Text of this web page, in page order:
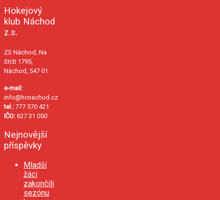
Hokejový
klub Náchod
z.s.
ZS Náchod, Na
Strži 1795,
Náchod, 547 01
e-mail:
info@hcnachod.cz
tel.: 777 570 421
IČO: 627 31 050
Nejnovější
příspěvky
Mladší
žáci
zakončili
sezónu